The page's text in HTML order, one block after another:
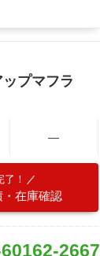
プマフラ
―
了！
・在庫確認
2667